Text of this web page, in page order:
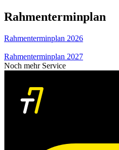
Rahmenterminplan
Rahmenterminplan 2026
Rahmenterminplan 2027
Noch mehr Service